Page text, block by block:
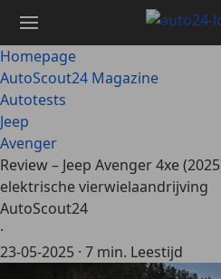
naar
hoofdinhoud
Homepage
AutoScout24 Magazine
Autotests
Jeep
Avenger
Review – Jeep Avenger 4xe
elektrische vierwielaandrijving
AutoScout24
·
23-05-2025 · 7 min. Leestijd